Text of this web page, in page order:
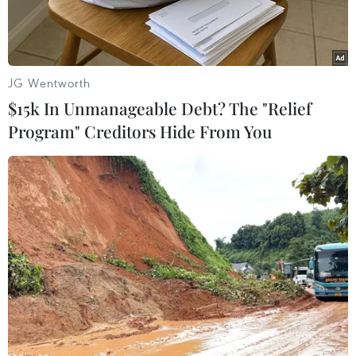
mỹ phẩm sản xuất, buôn bán
hàng giả
Theo dõi VietnamPlus
Công an thành phố Đà Nẵng vừa ra quyết định
khởi tố vụ án, khởi tố bị can đối với N.T.M.H, Công
ty TNHH MTV Thương mại Dịch vụ Hạnh Nguyễn
Beauty, về tội Sản xuất, buôn bán hàng giả là mỹ
phẩm.
JG Wentworth
$15k In Unmanageable Debt? The "Relief
Program" Creditors Hide From You